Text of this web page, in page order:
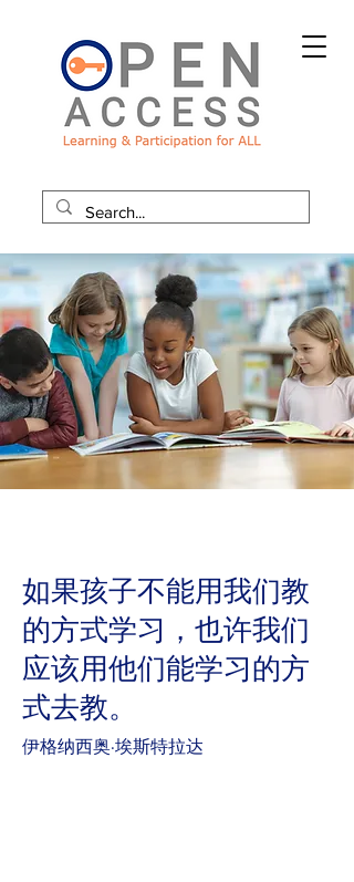
如果孩子不能用我们教
的方式学习，也许我们
应该用他们能学习的方
式去教。
伊格纳西奥·埃斯特拉达